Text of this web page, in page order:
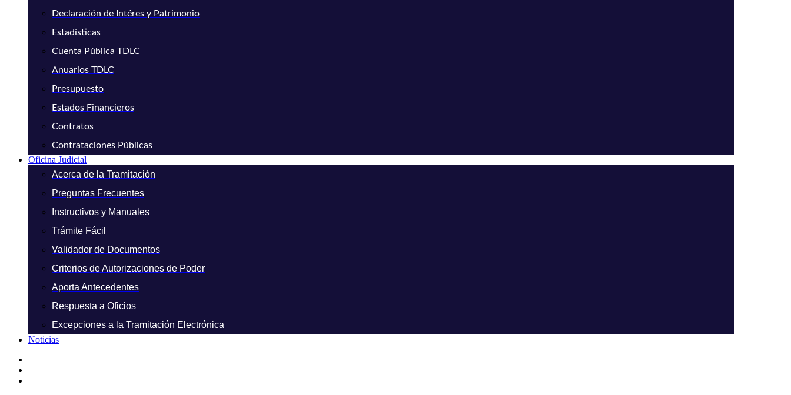
Declaración de Intéres y Patrimonio
Estadísticas
Cuenta Pública TDLC
Anuarios TDLC
Presupuesto
Estados Financieros
Contratos
Contrataciones Públicas
Oficina Judicial
Acerca de la Tramitación
Preguntas Frecuentes
Instructivos y Manuales
Trámite Fácil
Validador de Documentos
Criterios de Autorizaciones de Poder
Aporta Antecedentes
Respuesta a Oficios
Excepciones a la Tramitación Electrónica
Noticias